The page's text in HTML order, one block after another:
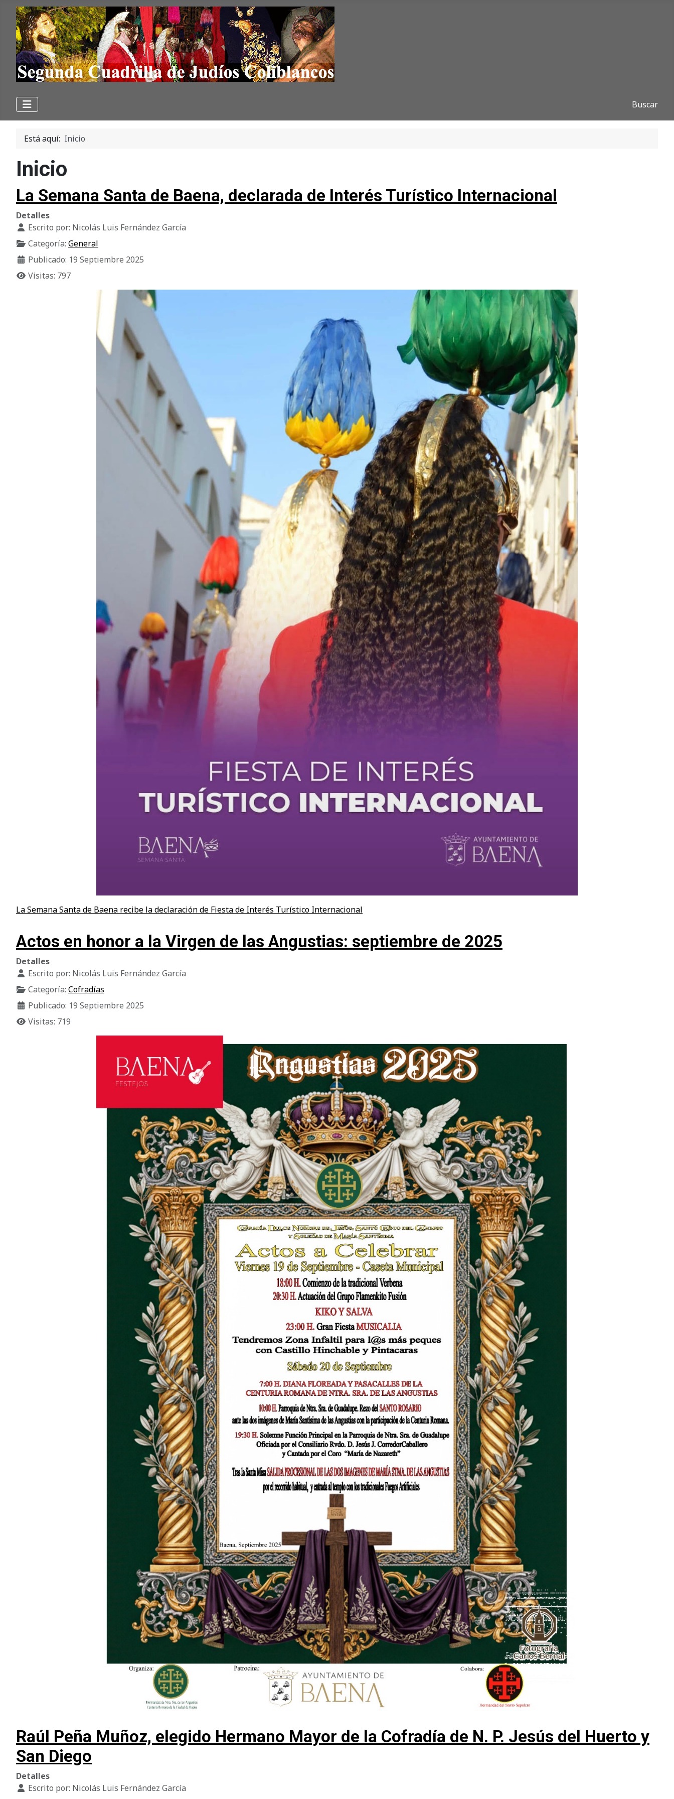
Buscar
Está aquí: Inicio
Inicio
La Semana Santa de Baena, declarada de Interés Turístico Internacional
Detalles
Escrito por: Nicolás Luis Fernández García
Categoría: General
Publicado: 19 Septiembre 2025
Visitas: 797
La Semana Santa de Baena recibe la declaración de Fiesta de Interés Turístico Internacional
Actos en honor a la Virgen de las Angustias: septiembre de 2025
Detalles
Escrito por: Nicolás Luis Fernández García
Categoría: Cofradías
Publicado: 19 Septiembre 2025
Visitas: 719
Raúl Peña Muñoz, elegido Hermano Mayor de la Cofradía de N. P. Jesús del Huerto y
San Diego
Detalles
Escrito por: Nicolás Luis Fernández García